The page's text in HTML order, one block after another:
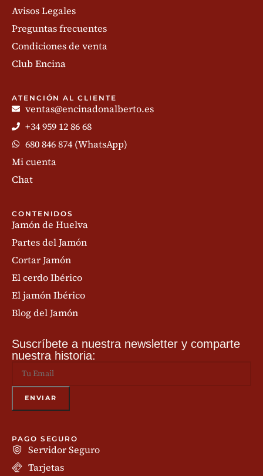
Avisos Legales
Preguntas frecuentes
Condiciones de venta
Club Encina
ATENCIÓN AL CLIENTE
ventas@encinadonalberto.es
+34 959 12 86 68
680 846 874 (WhatsApp)
Mi cuenta
Chat
CONTENIDOS
Jamón de Huelva
Partes del Jamón
Cortar Jamón
El cerdo Ibérico
El jamón Ibérico
Blog del Jamón
Suscríbete a nuestra newsletter y comparte
nuestra historia:
PAGO SEGURO
Servidor Seguro
Tarjetas